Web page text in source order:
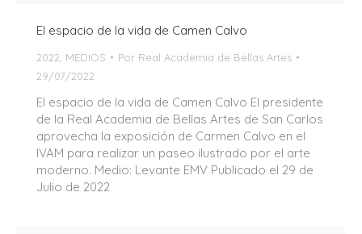
El espacio de la vida de Camen Calvo
2022 MEDIOS Por Real Academia de Bellas Artes
29/07/2022
El espacio de la vida de Camen Calvo El presidente
de la Real Academia de Bellas Artes de San Carlos
aprovecha la exposición de Carmen Calvo en el
IVAM para realizar un paseo ilustrado por el arte
moderno. Medio: Levante EMV Publicado el 29 de
Julio de 2022